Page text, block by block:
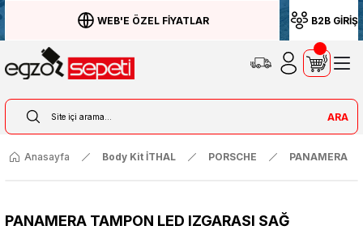
WEB'E ÖZEL FİYATLAR B2B GİRİŞ
ARA
Anasayfa Body Kit İTHAL PORSCHE PANAMERA
PANAMERA TAMPON LED IZGARASI SAĞ